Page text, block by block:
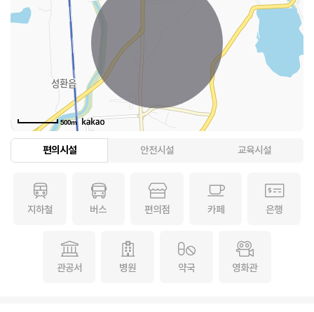
500m
편의시설 안전시설 교육시설
지하철 버스 편의점 카페 은행
관공서 병원 약국 영화관